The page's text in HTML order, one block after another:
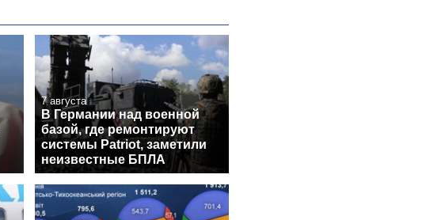
7 августа
В Германии над военной
базой, где ремонтируют
системы Patriot, заметили
неизвестные БПЛА